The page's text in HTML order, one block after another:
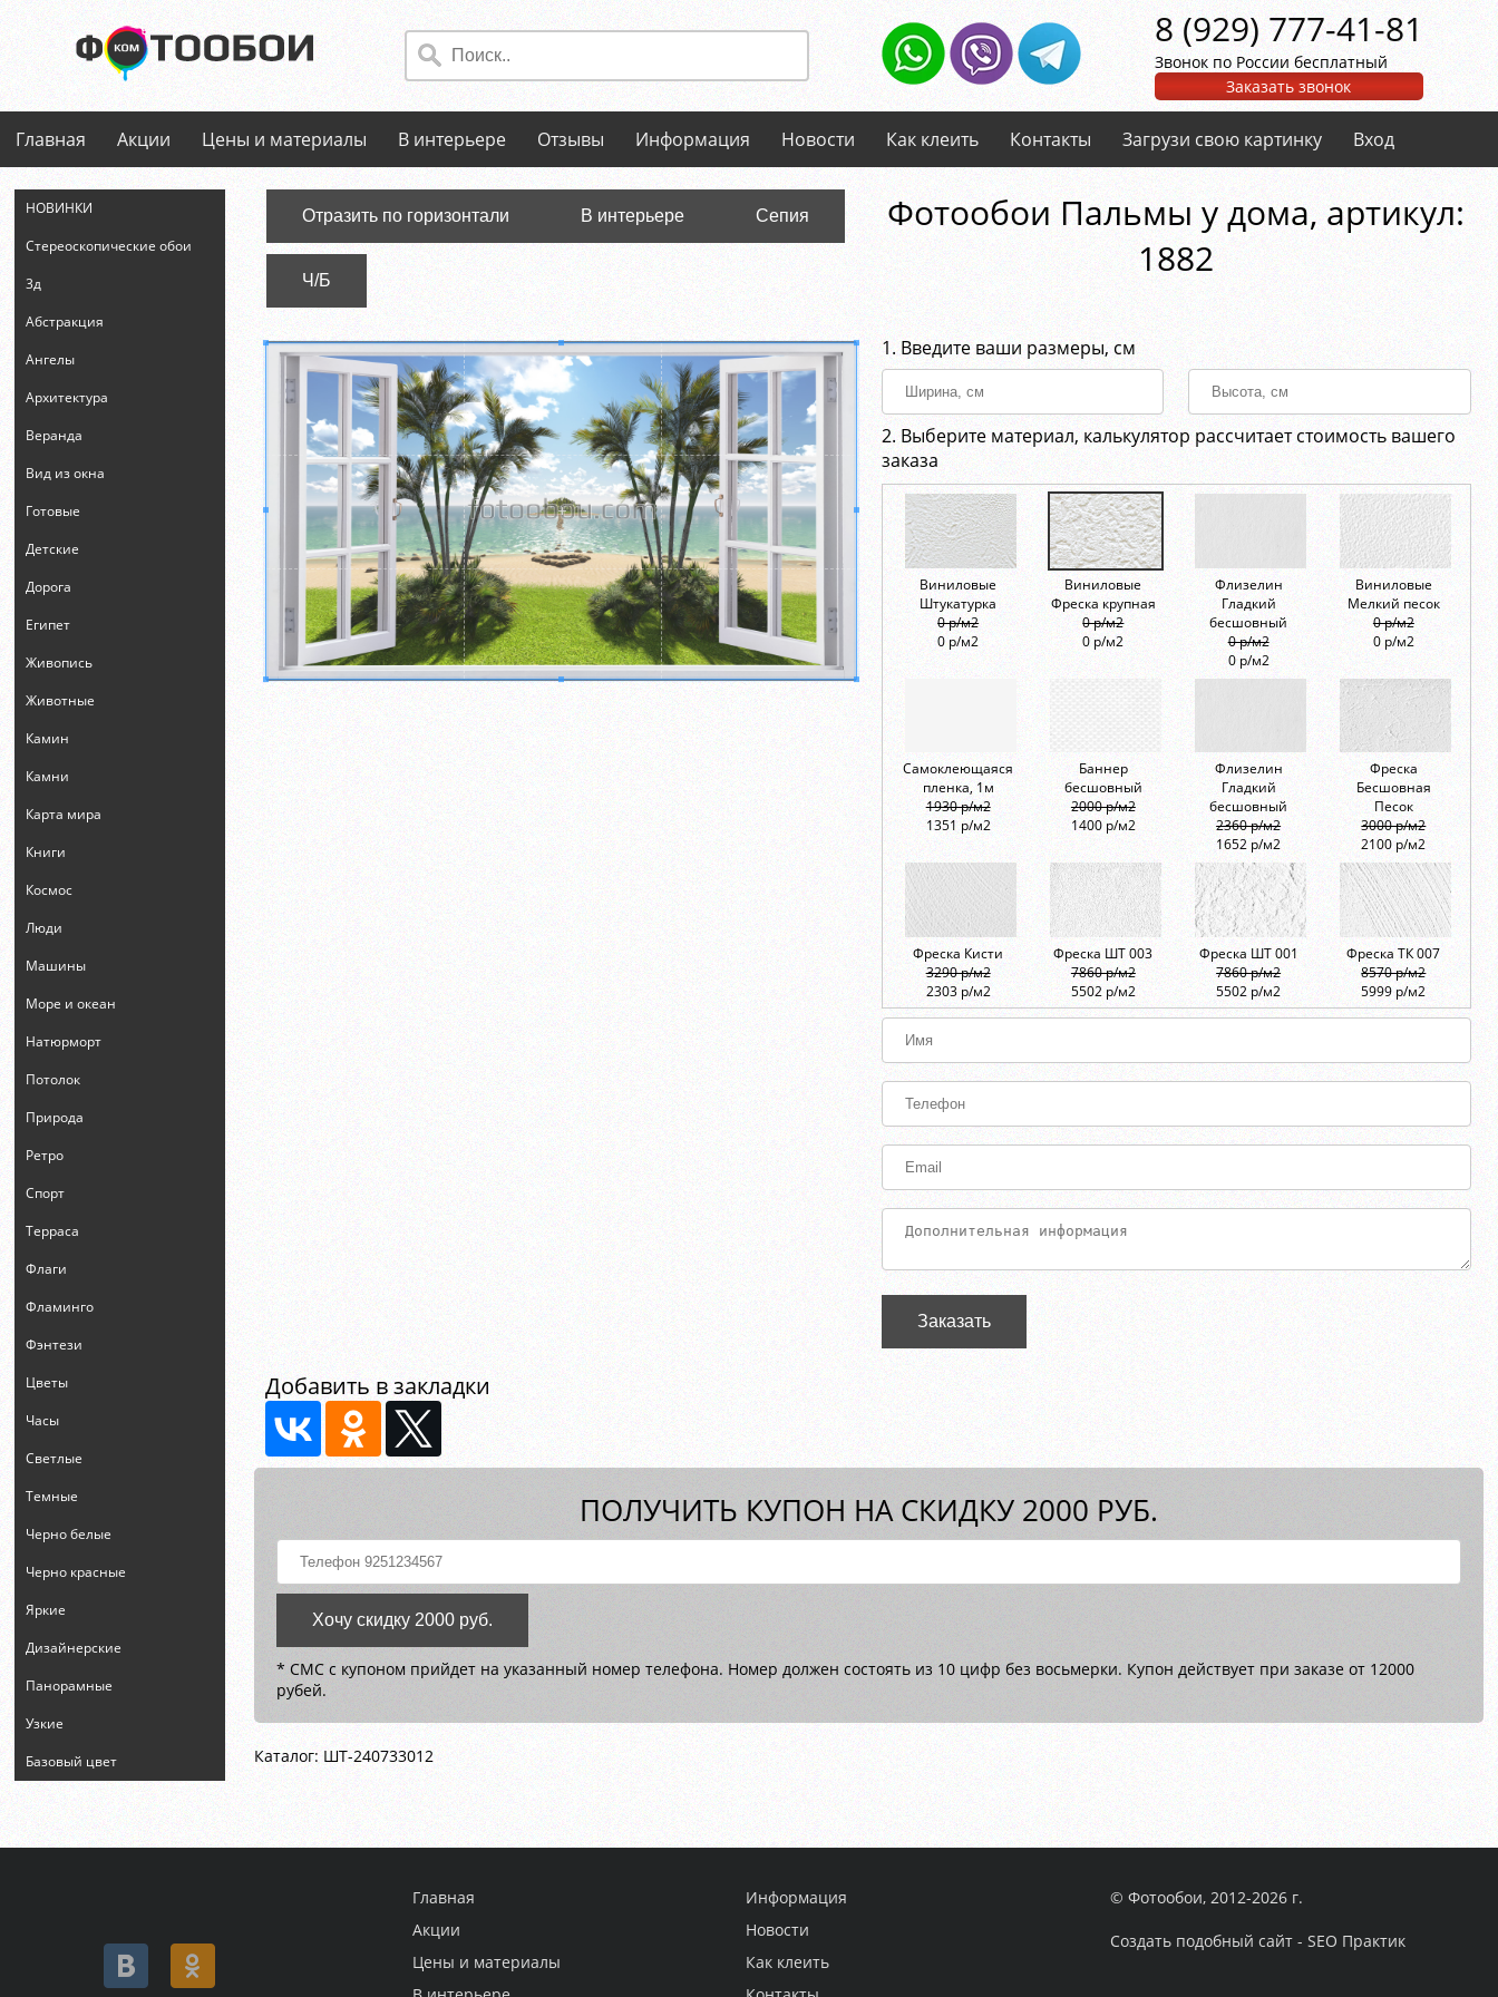
8 (929) 777-41-81
Звонок по России бесплатный
Заказать звонок
Главная Акции Цены и материалы В интерьере Отзывы Информация Новости Как клеить Контакты Загрузи свою картинку Вход
НОВИНКИ
Стереоскопические обои
3д
Абстракция
Ангелы
Архитектура
Веранда
Вид из окна
Готовые
Детские
Дорога
Египет
Живопись
Животные
Камин
Камни
Карта мира
Книги
Космос
Люди
Машины
Море и океан
Натюрморт
Потолок
Природа
Ретро
Спорт
Терраса
Флаги
Фламинго
Фэнтези
Цветы
Часы
Светлые
Темные
Черно белые
Черно красные
Яркие
Дизайнерские
Панорамные
Узкие
Базовый цвет
Отразить по горизонтали В интерьере Сепия
Ч/Б
Фотообои Пальмы у дома, aртикул:
1882
1. Введите ваши размеры, см
2. Выберите материал, калькулятор рассчитает стоимость вашего
заказа
Виниловые
Штукатурка
0 р/м2
0 р/м2
Виниловые
Фреска крупная
0 р/м2
0 р/м2
Флизелин
Гладкий
бесшовный
0 р/м2
0 р/м2
Виниловые
Мелкий песок
0 р/м2
0 р/м2
Самоклеющаяся
пленка, 1м
1930 р/м2
1351 р/м2
Баннер
бесшовный
2000 р/м2
1400 р/м2
Флизелин
Гладкий
бесшовный
2360 р/м2
1652 р/м2
Фреска
Бесшовная
Песок
3000 р/м2
2100 р/м2
Фреска Кисти
3290 р/м2
2303 р/м2
Фреска ШТ 003
7860 р/м2
5502 р/м2
Фреска ШТ 001
7860 р/м2
5502 р/м2
Фреска ТК 007
8570 р/м2
5999 р/м2
Заказать
Добавить в закладки
ПОЛУЧИТЬ КУПОН НА СКИДКУ 2000 РУБ.
Хочу скидку 2000 руб.
* СМС с купоном прийдет на указанный номер телефона. Номер должен состоять из 10 цифр без восьмерки. Купон действует при заказе от 12000
рубей.
Каталог: ШТ-240733012
Главная
Акции
Цены и материалы
Информация
Новости
Как клеить
© Фотообои, 2012-2026 г.
Создать подобный сайт - SEO Практик